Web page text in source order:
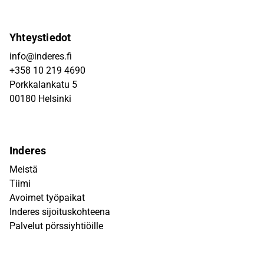
Yhteystiedot
info@inderes.fi
+358 10 219 4690
Porkkalankatu 5
00180 Helsinki
Inderes
Meistä
Tiimi
Avoimet työpaikat
Inderes sijoituskohteena
Palvelut pörssiyhtiöille